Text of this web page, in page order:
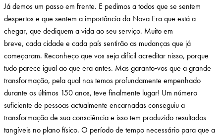
Já demos um passo em frente. E pedimos a todos que se sentem
despertos e que sentem a importância da Nova Era que está a
chegar, que dediquem a vida ao seu serviço. Muito em
breve, cada cidade e cada país sentirão as mudanças que já
começaram. Reconheço que vos seja difícil acreditar nisso, porque
tudo parece igual ao que era antes. Mas garanto‑vos que a grande
transformação, pela qual nos temos profundamente empenhado
durante os últimos 150 anos, teve finalmente lugar! Um número
suficiente de pessoas actualmente encarnadas conseguiu a
transformação de sua consciência e isso tem produzido resultados
tangíveis no plano físico. O período de tempo necessário para que a